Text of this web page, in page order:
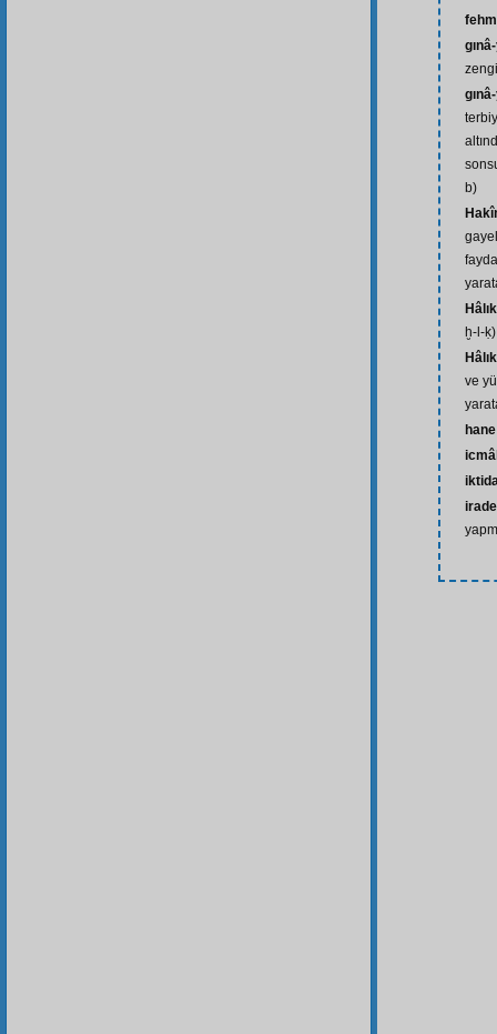
b)
Hâlık
ḫ-l-ḳ)
ve
hane
irade